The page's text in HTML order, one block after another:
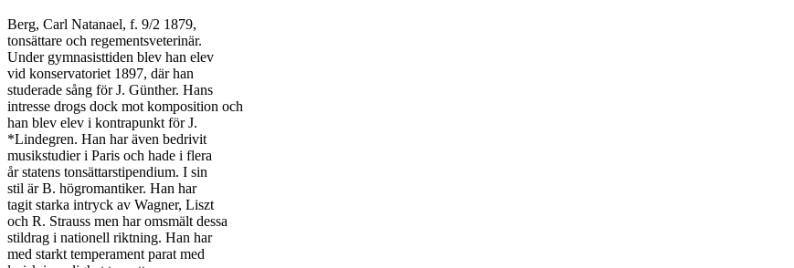
Berg, Carl Natanael, f. 9/2 1879,
tonsättare och regementsveterinär.
Under gymnasisttiden blev han elev
vid konservatoriet 1897, där han
studerade sång för J. Günther. Hans
intresse drogs dock mot komposition och
han blev elev i kontrapunkt för J.
*Lindegren. Han har även bedrivit
musikstudier i Paris och hade i flera
år statens tonsättarstipendium. I sin
stil är B. högromantiker. Han har
tagit starka intryck av Wagner, Liszt
och R. Strauss men har omsmält dessa
stildrag i nationell riktning. Han har
med starkt temperament parat med